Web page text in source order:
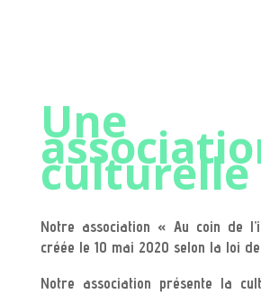
Une
culturelle
Notre association « Au coin de
créée le 10 mai 2020 selon la loi de
Notre association présente la